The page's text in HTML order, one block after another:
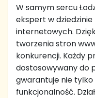
W samym sercu
ekspert w
internetowych.
tworzenia stron
konkurencji. Każdy
dostosowywany do
gwarantuje nie
funkcjonalność.